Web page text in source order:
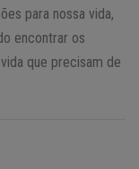
para nossa vida,
encontrar os
que precisam de